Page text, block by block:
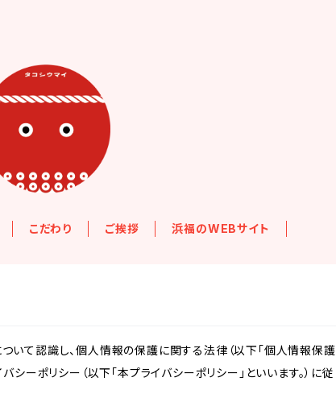
こだわり ご挨拶 浜福のWEBサイト
いて認識し、個人情報の保護に関する法律（以下「個人情報保護
シーポリシー（以下「本プライバシーポリシー」といいます。）に従